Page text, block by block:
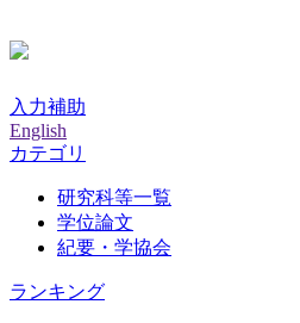
入力補助
English
カテゴリ
研究科等一覧
学位論文
紀要・学協会
ランキング